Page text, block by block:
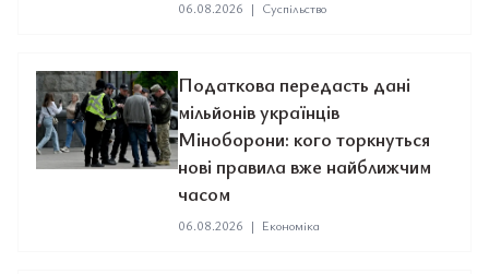
06.08.2026 | Суспільство
Податкова передасть дані
мільйонів українців
Міноборони: кого торкнуться
нові правила вже найближчим
часом
06.08.2026 | Економіка